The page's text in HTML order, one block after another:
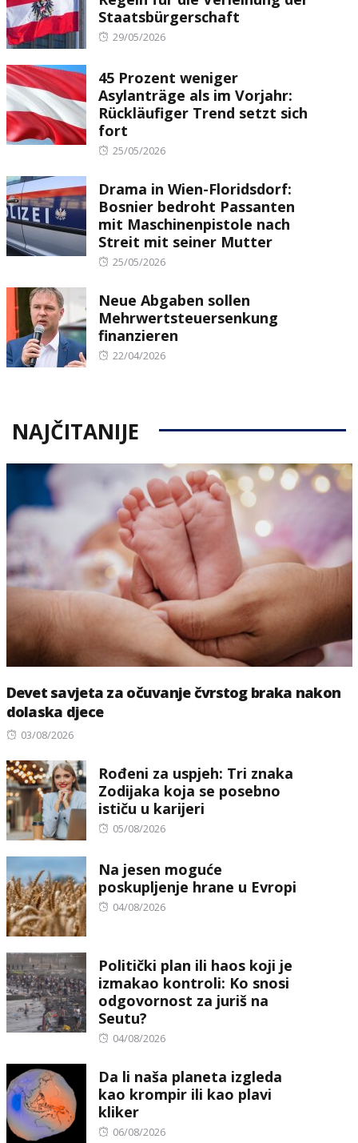
Staatsbürgerschaft
Posted
29/05/2026
45 Prozent weniger
Asylanträge als im Vorjahr:
Rückläufiger Trend setzt sich
fort
Posted
25/05/2026
Drama in Wien-Floridsdorf:
Bosnier bedroht Passanten
mit Maschinenpistole nach
Streit mit seiner Mutter
Posted
25/05/2026
Neue Abgaben sollen
Mehrwertsteuersenkung
finanzieren
Posted
22/04/2026
NAJČITANIJE
Devet savjeta za očuvanje čvrstog braka nakon
dolaska djece
Posted
03/08/2026
Rođeni za uspjeh: Tri znaka
Zodijaka koja se posebno
ističu u karijeri
Posted
05/08/2026
Na jesen moguće
poskupljenje hrane u Evropi
Posted
04/08/2026
Politički plan ili haos koji je
izmakao kontroli: Ko snosi
odgovornost za juriš na
Seutu?
Posted
04/08/2026
Da li naša planeta izgleda
kao krompir ili kao plavi
kliker
Posted
06/08/2026